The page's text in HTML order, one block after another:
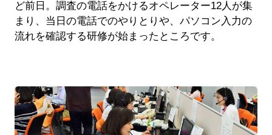
ど前日。調査の電話をかけるオペレーター12人が集
まり、当日の電話でのやりとりや、パソコン入力の
流れを確認する研修が始まったところです。